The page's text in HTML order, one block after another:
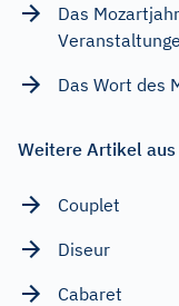
Das
Das Wort des
Weitere Artikel
Couplet
Diseur
Cabaret